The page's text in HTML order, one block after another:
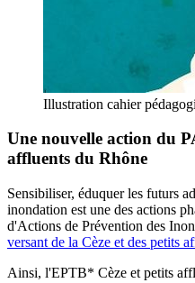
Illustration cahier
Une nouvelle action du
affluents du Rhône
Sensibiliser, éduquer les futurs
inondation est une des actions
d'Actions de Prévention des
versant de la Cèze et des petits
Ainsi, l'EPTB* Cèze et petits